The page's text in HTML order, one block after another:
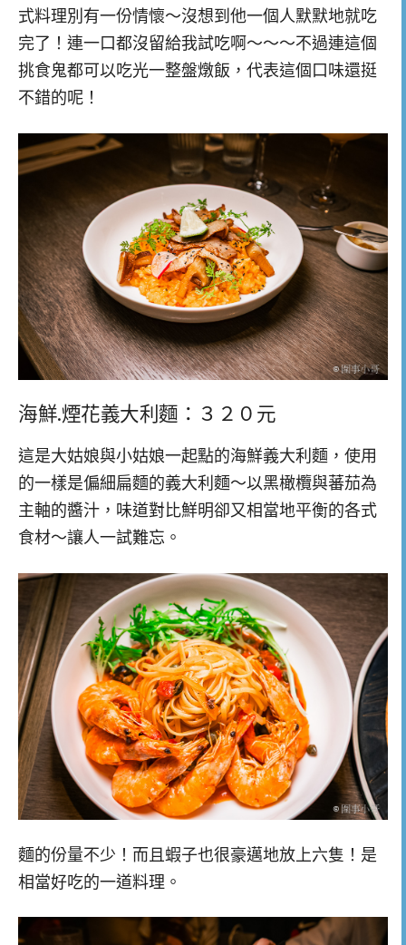
式料理別有一份情懷～沒想到他一個人默默地就吃
完了！連一口都沒留給我試吃啊～～～不過連這個
挑食鬼都可以吃光一整盤燉飯，代表這個口味還挺
不錯的呢！
海鮮.煙花義大利麵：３２０元
這是大姑娘與小姑娘一起點的海鮮義大利麵，使用
的一樣是偏細扁麵的義大利麵～以黑橄欖與蕃茄為
主軸的醬汁，味道對比鮮明卻又相當地平衡的各式
食材～讓人一試難忘。
麵的份量不少！而且蝦子也很豪邁地放上六隻！是
相當好吃的一道料理。